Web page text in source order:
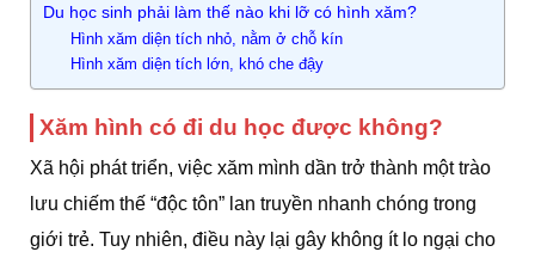
Du học sinh phải làm thế nào khi lỡ có hình xăm?
Hình xăm diện tích nhỏ, nằm ở chỗ kín
Hình xăm diện tích lớn, khó che đậy
Xăm hình có đi du học được không?
Xã hội phát triển, việc xăm mình dần trở thành một trào
lưu chiếm thế “độc tôn” lan truyền nhanh chóng trong
giới trẻ. Tuy nhiên, điều này lại gây không ít lo ngại cho